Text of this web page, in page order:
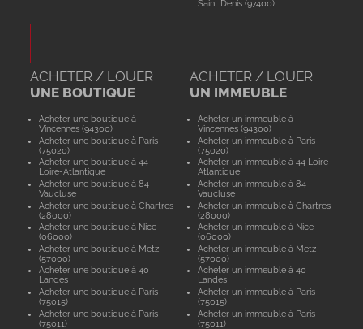
Saint Denis (97400)
ACHETER / LOUER
UNE BOUTIQUE
Acheter une boutique à
Vincennes (94300)
Acheter une boutique à Paris
(75020)
Acheter une boutique à 44
Loire-Atlantique
Acheter une boutique à 84
Vaucluse
Acheter une boutique à Chartres
(28000)
Acheter une boutique à Nice
(06000)
Acheter une boutique à Metz
(57000)
Acheter une boutique à 40
Landes
Acheter une boutique à Paris
(75015)
Acheter une boutique à Paris
(75011)
ACHETER / LOUER
UN IMMEUBLE
Acheter un immeuble à
Vincennes (94300)
Acheter un immeuble à Paris
(75020)
Acheter un immeuble à 44 Loire-
Atlantique
Acheter un immeuble à 84
Vaucluse
Acheter un immeuble à Chartres
(28000)
Acheter un immeuble à Nice
(06000)
Acheter un immeuble à Metz
(57000)
Acheter un immeuble à 40
Landes
Acheter un immeuble à Paris
(75015)
Acheter un immeuble à Paris
(75011)